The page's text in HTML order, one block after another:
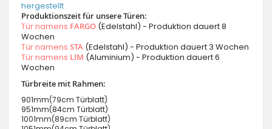
hergestellt
Produktionszeit für unsere Türen:
Tür namens FARGO (Edelstahl) - Produktion dauert 8
Wochen
Tür namens STA (Edelstahl) - Produktion dauert 3 Wochen
Tür namens LIM (Aluminium) - Produktion dauert 6
Wochen
Türbreite mit Rahmen:
901mm(79cm Türblatt)
951mm(84cm Türblatt)
1001mm(89cm Türblatt)